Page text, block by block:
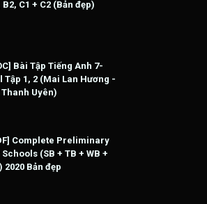
B2, C1 + C2 (Bản đẹp)
Bài Tập Tiếng Anh 7-
Tập 1, 2 (Mai Lan Hương -
Thanh Uyên)
Complete Preliminary
(SB + TB + WB +
2020 Bản đẹp